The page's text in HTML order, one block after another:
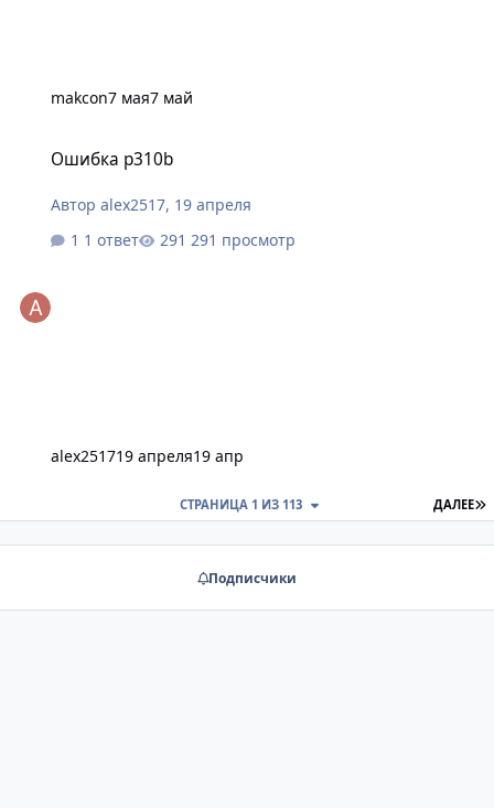
makcon7 мая7 май
Ошибка p310b
Авторalex2517, 19 апреля
1 ответ
291 просмотр
alex251719 апреля19 апр
ДАЛЕЕ
СТРАНИЦА 1 ИЗ 113
Подписчики